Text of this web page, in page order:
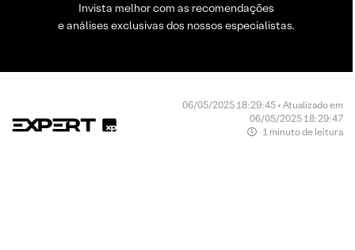
Invista melhor com as recomendações
e análises exclusivas dos nossos especialistas.
06/05/2025 18:29:45 • Atualizado em
06/05/2025 18:29:47
1 minuto de leitura